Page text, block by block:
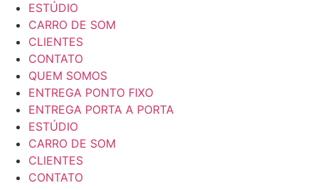
ESTÚDIO
CARRO DE SOM
CLIENTES
CONTATO
QUEM SOMOS
ENTREGA PONTO FIXO
ENTREGA PORTA A PORTA
ESTÚDIO
CARRO DE SOM
CLIENTES
CONTATO